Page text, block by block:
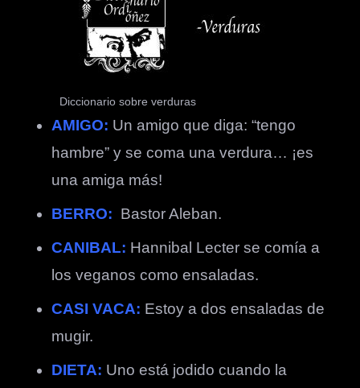
Diccionario sobre verduras
AMIGO: Un amigo que diga: “tengo
hambre” y se coma una verdura… ¡es
una amiga más!
BERRO: Bastor Aleban.
CANIBAL: Hannibal Lecter se comía a
los veganos como ensaladas.
CASI VACA: Estoy a dos ensaladas de
mugir.
DIETA: Uno está jodido cuando la